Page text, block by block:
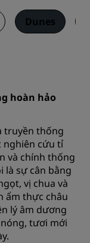
Dunes
hoàn hảo
truyền thống
nghiên cứu tỉ
và chính thống
là sự cân bằng
vị chua và
ẩm thực châu
lý âm dương
tươi mới